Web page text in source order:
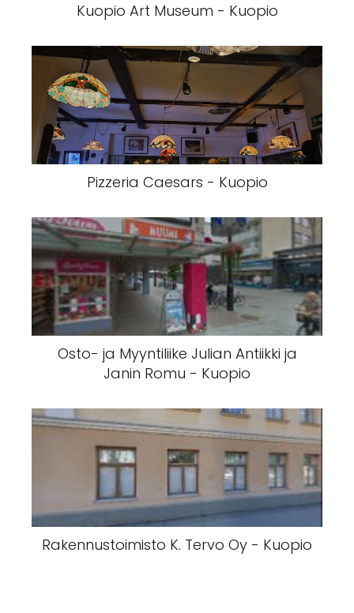
Kuopio Art Museum - Kuopio
Pizzeria Caesars - Kuopio
Osto- ja Myyntiliike Julian Antiikki ja
Janin Romu - Kuopio
Rakennustoimisto K. Tervo Oy - Kuopio